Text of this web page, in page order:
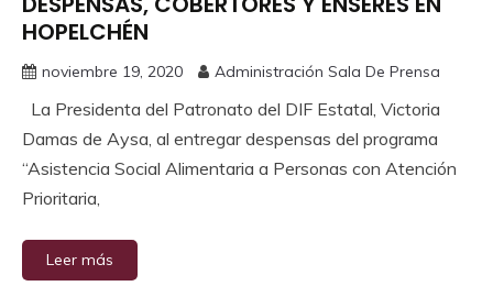
HOPELCHÉN
noviembre 19, 2020 Administración Sala De Prensa
La Presidenta del Patronato del DIF Estatal, Victoria
Damas de Aysa, al entregar despensas del programa
“Asistencia Social Alimentaria a Personas con Atención
Prioritaria,
Leer más